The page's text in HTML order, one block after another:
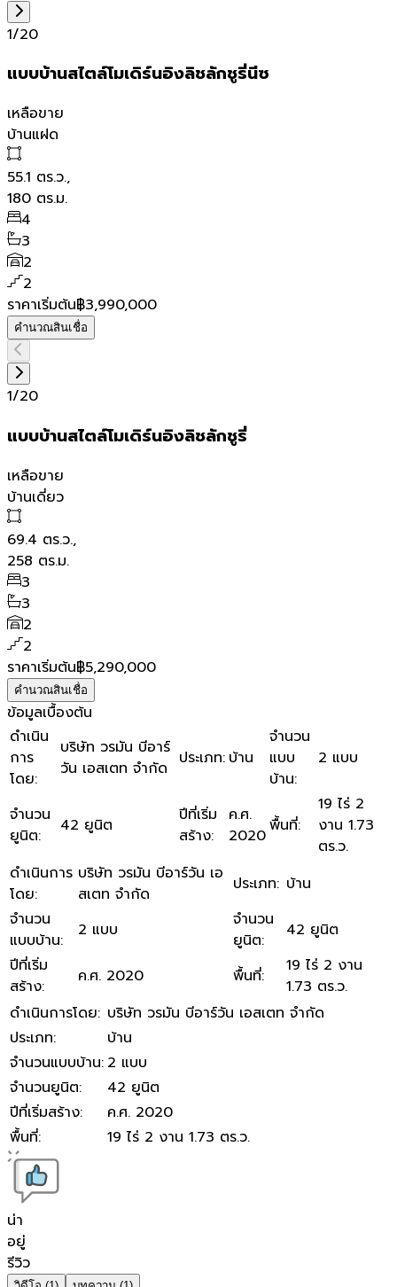
1/20
แบบบ้านสไตล์โมเดิร์นอิงลิชลักชูรี่นีซ
เหลือขาย
บ้านแฝด
55.1 ตร.ว.,
180 ตร.ม.
4
3
2
2
ราคาเริ่มต้น฿3,990,000
คำนวณสินเชื่อ
1/20
แบบบ้านสไตล์โมเดิร์นอิงลิชลักชูรี่
เหลือขาย
บ้านเดี่ยว
69.4 ตร.ว.,
258 ตร.ม.
3
3
2
2
ราคาเริ่มต้น฿5,290,000
คำนวณสินเชื่อ
ข้อมูลเบื้องต้น
ดำเนิน
การ
โดย:
บริษัท วรมัน บีอาร์
วัน เอสเตท จำกัด
ประเภท: บ้าน
จำนวน
แบบ
บ้าน:
2 แบบ
จำนวน
ยูนิต: 42 ยูนิต
ปีที่เริ่ม
สร้าง:
ค.ศ.
2020พื้นที่:
19 ไร่ 2
งาน 1.73
ตร.ว.
ดำเนินการ
โดย:
บริษัท วรมัน บีอาร์วัน เอ
สเตท จำกัด
ประเภท: บ้าน
จำนวน
แบบบ้าน: 2 แบบ
จำนวน
ยูนิต:
42 ยูนิต
ปีที่เริ่ม
สร้าง: ค.ศ. 2020 พื้นที่:
19 ไร่ 2 งาน
1.73 ตร.ว.
ดำเนินการโดย: บริษัท วรมัน บีอาร์วัน เอสเตท จำกัด
ประเภท:
บ้าน
จำนวนแบบบ้าน: 2 แบบ
จำนวนยูนิต:
42 ยูนิต
ปีที่เริ่มสร้าง:
ค.ศ. 2020
พื้นที่: 19 ไร่ 2 งาน 1.73 ตร.ว.
น่า
อยู่
รีวิว